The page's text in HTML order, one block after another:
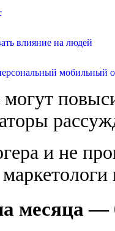
влияние на людей
мобильный
и не
маркетологи
месяца —